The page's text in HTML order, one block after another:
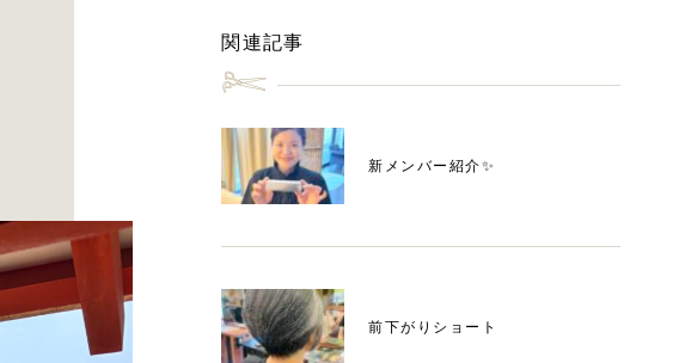
関連記事
新メンバー紹介✨
前下がりショート